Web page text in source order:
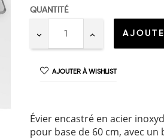
QUANTITÉ
AJOUTER À WISHLIST
Évier encastré en acier
pour base de 60 cm, avec